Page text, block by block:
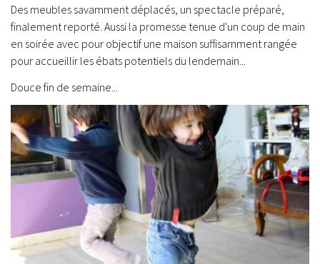
Des meubles savamment déplacés, un spectacle préparé,
finalement reporté. Aussi la promesse tenue d'un coup de main
en soirée avec pour objectif une maison suffisamment rangée
pour accueillir les ébats potentiels du lendemain...
Douce fin de semaine...